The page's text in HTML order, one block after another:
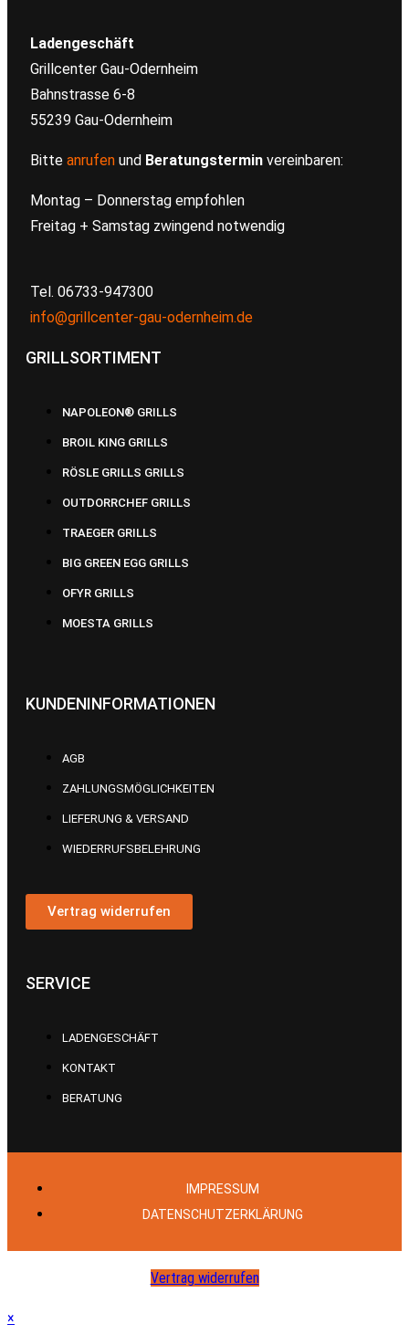
Ladengeschäft
Grillcenter Gau-Odernheim
Bahnstrasse 6-8
55239 Gau-Odernheim
Bitte anrufen und Beratungstermin vereinbaren:
Montag – Donnerstag empfohlen
Freitag + Samstag zwingend notwendig
Tel. 06733-947300
info@grillcenter-gau-odernheim.de
GRILLSORTIMENT
NAPOLEON® GRILLS
BROIL KING GRILLS
RÖSLE GRILLS GRILLS
OUTDORRCHEF GRILLS
TRAEGER GRILLS
BIG GREEN EGG GRILLS
OFYR GRILLS
MOESTA GRILLS
KUNDENINFORMATIONEN
AGB
ZAHLUNGSMÖGLICHKEITEN
LIEFERUNG & VERSAND
WIEDERRUFSBELEHRUNG
Vertrag widerrufen
SERVICE
LADENGESCHÄFT
KONTAKT
BERATUNG
IMPRESSUM
DATENSCHUTZERKLÄRUNG
Vertrag widerrufen
×